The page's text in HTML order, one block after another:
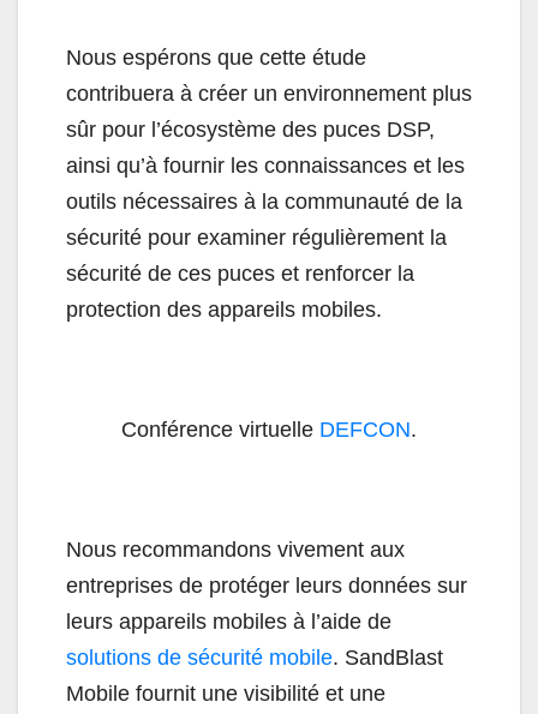
Nous espérons que cette étude
contribuera à créer un environnement plus
sûr pour l’écosystème des puces DSP,
ainsi qu’à fournir les connaissances et les
outils nécessaires à la communauté de la
sécurité pour examiner régulièrement la
sécurité de ces puces et renforcer la
protection des appareils mobiles.
Conférence virtuelle DEFCON.
Nous recommandons vivement aux
entreprises de protéger leurs données sur
leurs appareils mobiles à l’aide de
solutions de sécurité mobile. SandBlast
Mobile fournit une visibilité et une